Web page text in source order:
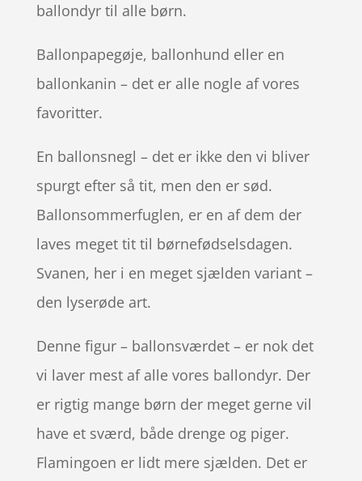
ballondyr til alle børn.
Ballonpapegøje, ballonhund eller en
ballonkanin – det er alle nogle af vores
favoritter.
En ballonsnegl – det er ikke den vi bliver
spurgt efter så tit, men den er sød.
Ballonsommerfuglen, er en af dem der
laves meget tit til børnefødselsdagen.
Svanen, her i en meget sjælden variant –
den lyserøde art.
Denne figur – ballonsværdet – er nok det
vi laver mest af alle vores ballondyr. Der
er rigtig mange børn der meget gerne vil
have et sværd, både drenge og piger.
Flamingoen er lidt mere sjælden. Det er